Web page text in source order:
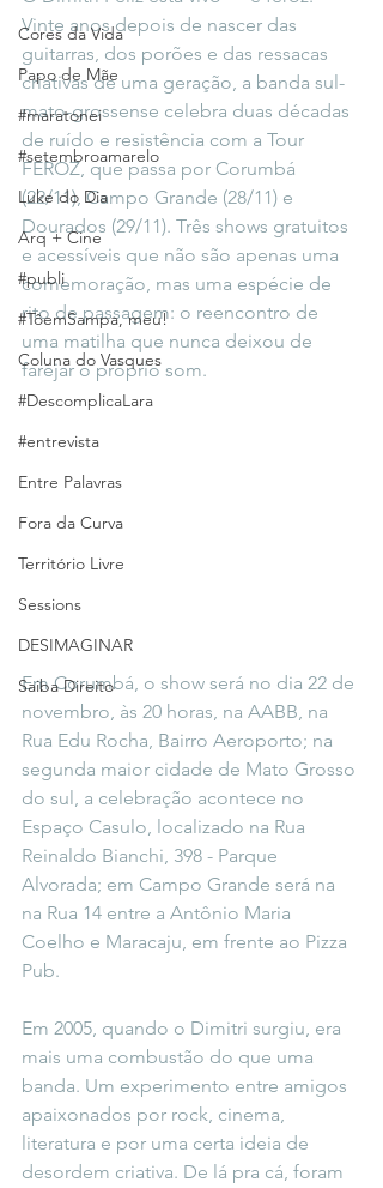
Cores da Vida
Papo de Mãe
#maratonei
#setembroamarelo
Luke do Dia
Arq + Cine
#publi
#TôemSampa, meu!
Coluna do Vasques
#DescomplicaLara
#entrevista
Entre Palavras
Fora da Curva
Território Livre
Sessions
DESIMAGINAR
Saiba Direito
Vinte anos depois de nascer das
guitarras, dos porões e das ressacas
criativas de uma geração, a banda sul-
mato-grossense celebra duas décadas
de ruído e resistência com a Tour
FEROZ, que passa por Corumbá
(22/11), Campo Grande (28/11) e
Dourados (29/11). Três shows gratuitos
e acessíveis que não são apenas uma
comemoração, mas uma espécie de
rito de passagem: o reencontro de
uma matilha que nunca deixou de
farejar o próprio som.
Em Corumbá, o show será no dia 22 de
novembro, às 20 horas, na AABB, na
Rua Edu Rocha, Bairro Aeroporto; na
segunda maior cidade de Mato Grosso
do sul, a celebração acontece no
Espaço Casulo, localizado na Rua
Reinaldo Bianchi, 398 - Parque
Alvorada; em Campo Grande será na
na Rua 14 entre a Antônio Maria
Coelho e Maracaju, em frente ao Pizza
Pub.
Em 2005, quando o Dimitri surgiu, era
mais uma combustão do que uma
banda. Um experimento entre amigos
apaixonados por rock, cinema,
literatura e por uma certa ideia de
desordem criativa. De lá pra cá, foram